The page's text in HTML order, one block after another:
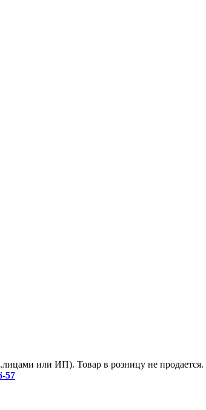
или ИП). Товар в розницу не продается.
57